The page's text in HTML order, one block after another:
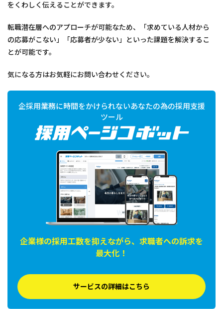
をくわしく伝えることができます。
転職潜在層へのアプローチが可能なため、「求めている人材から
の応募がこない」「応募者が少ない」といった課題を解決するこ
とが可能です。
気になる方はお気軽にお問い合わせください。
企採用業務に時間をかけられないあなたの為の採用支援
ツール
企業様の採用工数を抑えながら、求職者への訴求を
最大化！
サービスの詳細はこちら